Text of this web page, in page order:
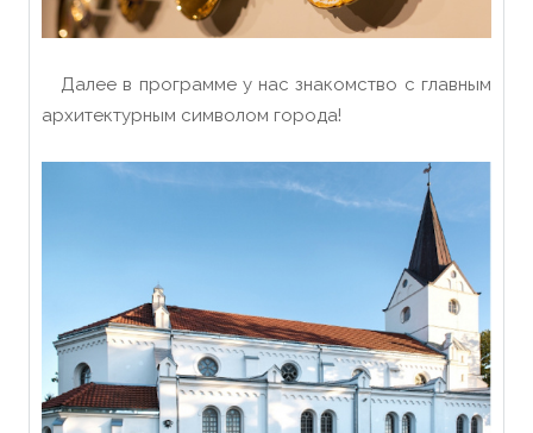
Далее в программе у нас знакомство с главным
архитектурным символом города!